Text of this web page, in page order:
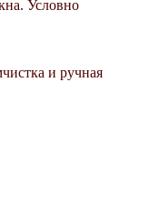
Условно
и ручная